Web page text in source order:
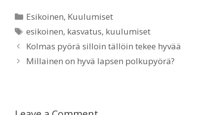
Categories
Esikoinen, Kuulumiset
Tags
esikoinen, kasvatus, kuulumiset
Kolmas pyörä silloin tällöin tekee hyvää
Millainen on hyvä lapsen polkupyörä?